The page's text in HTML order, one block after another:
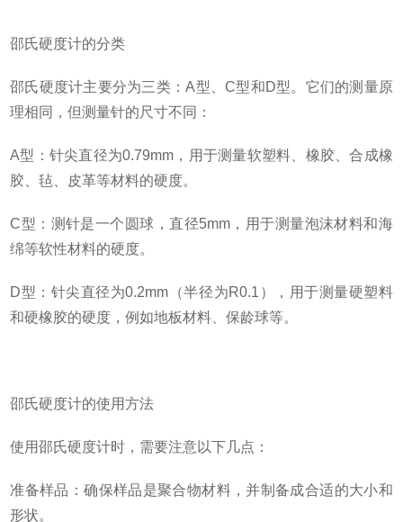
邵氏硬度计的分类
邵氏硬度计主要分为三类：A型、C型和D型。它们的测量原
理相同，但测量针的尺寸不同：
A型：针尖直径为0.79mm ，用于测量软塑料、橡胶、合成橡
胶、毡、皮革等材料的硬度。
C型：测针是一个圆球，直径5mm，用于测量泡沫材料和海
绵等软性材料的硬度。
D型：针尖直径为0.2mm （半径为R0.1 ），用于测量硬塑料
和硬橡胶的硬度，例如地板材料、保龄球等。
邵氏硬度计的使用方法
使用邵氏硬度计时，需要注意以下几点：
准备样品：确保样品是聚合物材料，并制备成合适的大小和
形状。